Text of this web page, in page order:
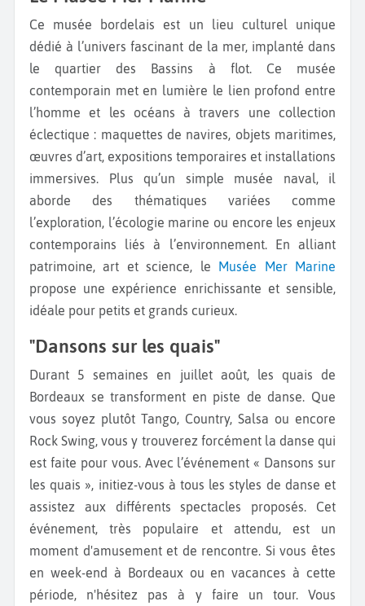
Ce musée bordelais est un lieu culturel unique
dédié à l’univers fascinant de la mer, implanté dans
le quartier des Bassins à flot. Ce musée
contemporain met en lumière le lien profond entre
l’homme et les océans à travers une collection
éclectique : maquettes de navires, objets maritimes,
œuvres d’art, expositions temporaires et installations
immersives. Plus qu’un simple musée naval, il
aborde des thématiques variées comme
l’exploration, l’écologie marine ou encore les enjeux
contemporains liés à l’environnement. En alliant
patrimoine, art et science, le Musée Mer Marine
propose une expérience enrichissante et sensible,
idéale pour petits et grands curieux.
"Dansons sur les quais"
Durant 5 semaines en juillet août, les quais de
Bordeaux se transforment en piste de danse. Que
vous soyez plutôt Tango, Country, Salsa ou encore
Rock Swing, vous y trouverez forcément la danse qui
est faite pour vous. Avec l’événement « Dansons sur
les quais », initiez-vous à tous les styles de danse et
assistez aux différents spectacles proposés. Cet
événement, très populaire et attendu, est un
moment d'amusement et de rencontre. Si vous êtes
en week-end à Bordeaux ou en vacances à cette
période, n'hésitez pas à y faire un tour. Vous